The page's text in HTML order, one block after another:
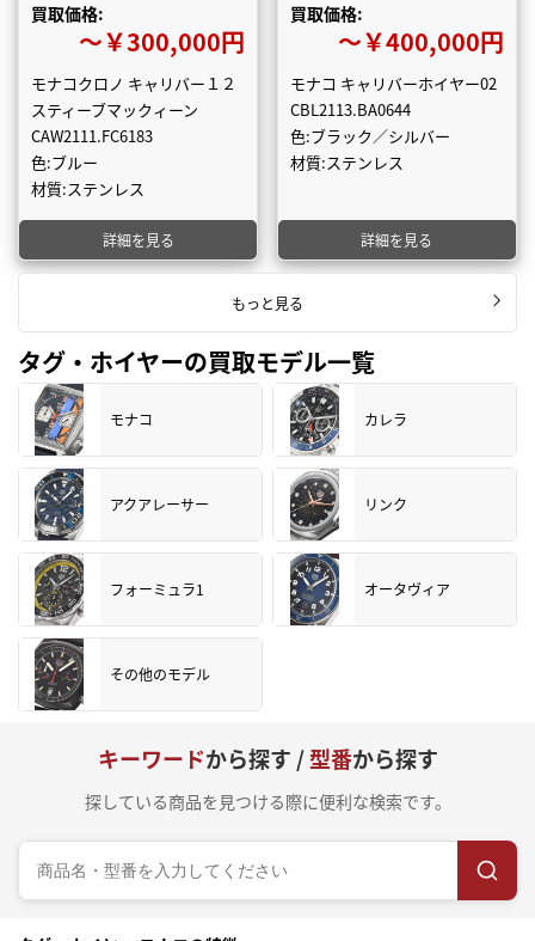
買取価格:
〜￥300,000円
モナコクロノ キャリバー１２
スティーブマックィーン
CAW2111.FC6183
色:ブルー
材質:ステンレス
詳細を見る
買取価格:
〜￥400,000円
モナコ キャリバーホイヤー02
CBL2113.BA0644
色:ブラック／シルバー
材質:ステンレス
詳細を見る
もっと見る
タグ・ホイヤーの買取モデル一覧
モナコ カレラ
アクアレーサー リンク
フォーミュラ1 オータヴィア
その他のモデル
キーワードから探す /型番から探す
探している商品を見つける際に便利な検索です。